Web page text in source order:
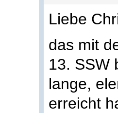
Liebe
das mit
13. SSW
lange,
erreicht